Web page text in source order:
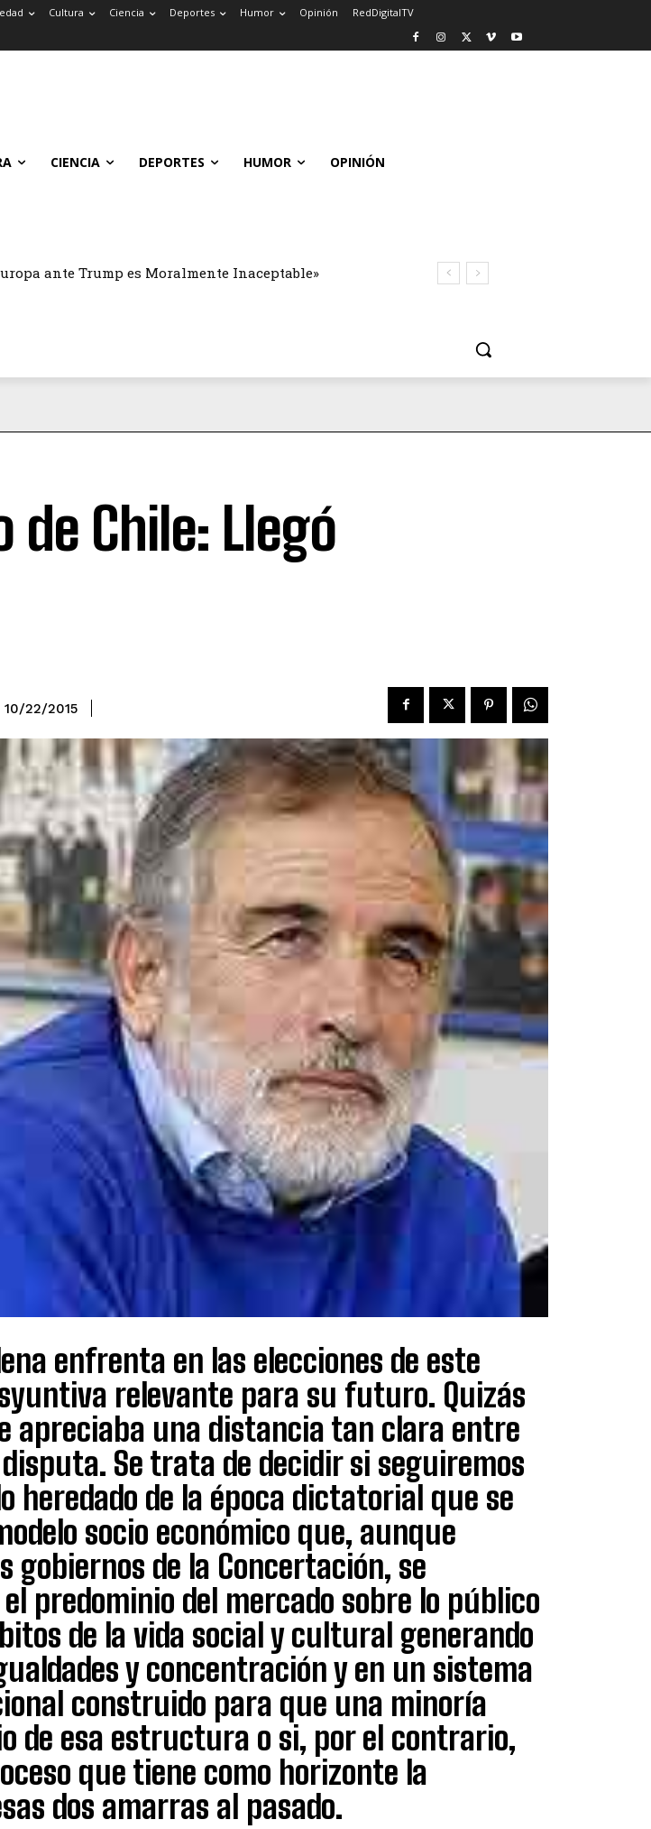
Cultura Ciencia Deportes Humor Opinión RedDigitalTV
CIENCIA DEPORTES HUMOR OPINIÓN
ante Trump es Moralmente Inaceptable»
de Chile: Llegó
10/22/2015
enfrenta en las elecciones de este
relevante para su futuro. Quizás
apreciaba una distancia tan clara entre
disputa. Se trata de decidir si seguiremos
heredado de la época dictatorial que se
socio económico que, aunque
gobiernos de la Concertación, se
predominio del mercado sobre lo público
de la vida social y cultural generando
y concentración y en un sistema
construido para que una minoría
de esa estructura o si, por el contrario,
que tiene como horizonte la
dos amarras al pasado.